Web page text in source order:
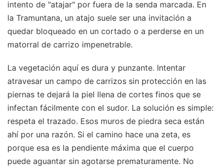
intento de "atajar" por fuera de la senda marcada. En
la Tramuntana, un atajo suele ser una invitación a
quedar bloqueado en un cortado o a perderse en un
matorral de carrizo impenetrable.
La vegetación aquí es dura y punzante. Intentar
atravesar un campo de carrizos sin protección en las
piernas te dejará la piel llena de cortes finos que se
infectan fácilmente con el sudor. La solución es simple:
respeta el trazado. Esos muros de piedra seca están
ahí por una razón. Si el camino hace una zeta, es
porque esa es la pendiente máxima que el cuerpo
puede aguantar sin agotarse prematuramente. No